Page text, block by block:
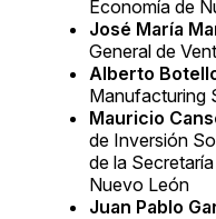
Economía de
José María
General de
Alberto
Manufacturing
Mauricio
de Inversión
de la
Nuevo León
Juan Pablo